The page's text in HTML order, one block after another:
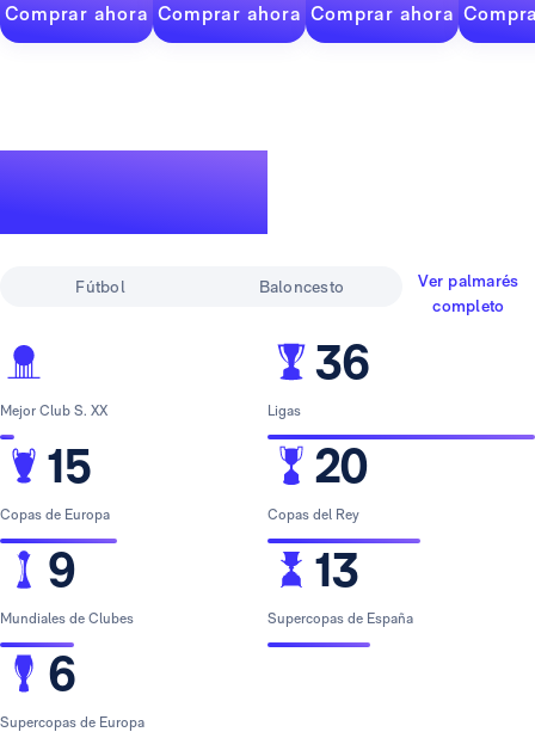
Comprar ahora Comprar ahora Comprar ahora
Fútbol Baloncesto
Ver palmarés
completo
Mejor Club S. XX
15
Copas de Europa
9
Mundiales de Clubes
6
Supercopas de Europa
36
Ligas
20
Copas del Rey
13
Supercopas de España